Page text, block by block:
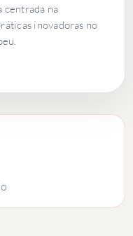
centrada na
inovadoras no